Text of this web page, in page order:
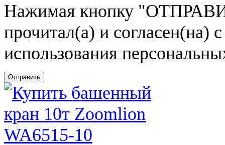
Нажимая кнопку
прочитал(а) и согласен(на)
использования
Отправить